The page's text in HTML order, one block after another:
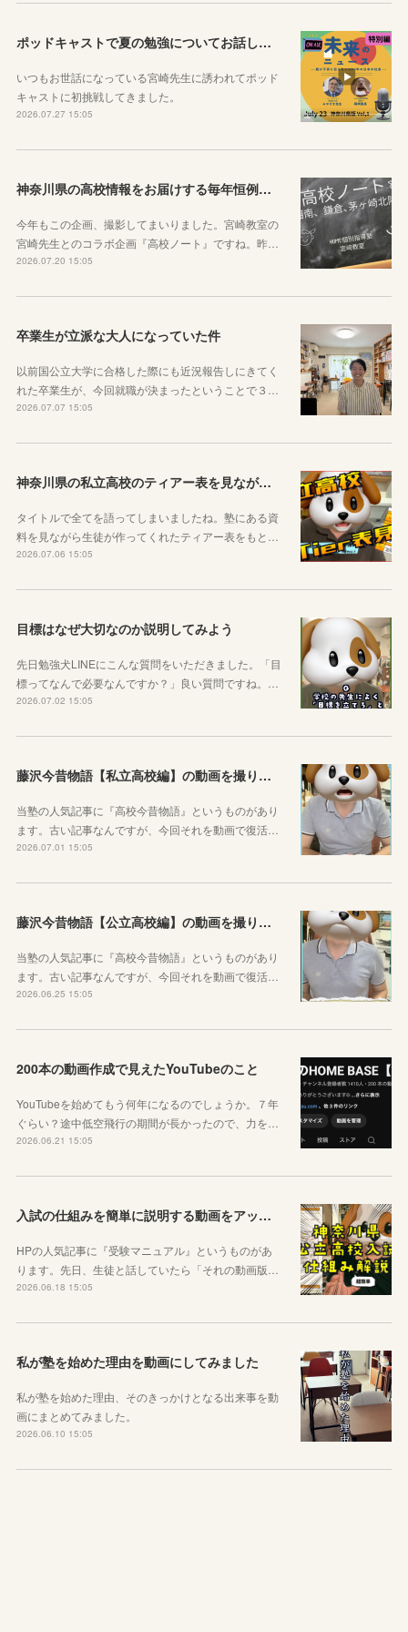
ポッドキャストで夏の勉強についてお話ししています！
いつもお世話になっている宮崎先生に誘われてポッド
キャストに初挑戦してきました。
2026.07.27 15:05
神奈川県の高校情報をお届けする毎年恒例のコラボ企画のお知らせ
今年もこの企画、撮影してまいりました。宮崎教室の
宮崎先生とのコラボ企画『高校ノート』ですね。昨…
2026.07.20 15:05
卒業生が立派な大人になっていた件
以前国公立大学に合格した際にも近況報告しにきてく
れた卒業生が、今回就職が決まったということで３…
2026.07.07 15:05
神奈川県の私立高校のティアー表を見ながら話す動画を作りました！
タイトルで全てを語ってしまいましたね。塾にある資
料を見ながら生徒が作ってくれたティアー表をもと…
2026.07.06 15:05
目標はなぜ大切なのか説明してみよう
先日勉強犬LINEにこんな質問をいただきました。「目
標ってなんで必要なんですか？」良い質問ですね。…
2026.07.02 15:05
藤沢今昔物語【私立高校編】の動画を撮りました！
当塾の人気記事に『高校今昔物語』というものがあり
ます。古い記事なんですが、今回それを動画で復活…
2026.07.01 15:05
藤沢今昔物語【公立高校編】の動画を撮りました！
当塾の人気記事に『高校今昔物語』というものがあり
ます。古い記事なんですが、今回それを動画で復活…
2026.06.25 15:05
200本の動画作成で見えたYouTubeのこと
YouTubeを始めてもう何年になるのでしょうか。７年
ぐらい？途中低空飛行の期間が長かったので、力を…
2026.06.21 15:05
入試の仕組みを簡単に説明する動画をアップしました
HPの人気記事に『受験マニュアル』というものがあ
ります。先日、生徒と話していたら「それの動画版…
2026.06.18 15:05
私が塾を始めた理由を動画にしてみました
私が塾を始めた理由、そのきっかけとなる出来事を動
画にまとめてみました。
2026.06.10 15:05